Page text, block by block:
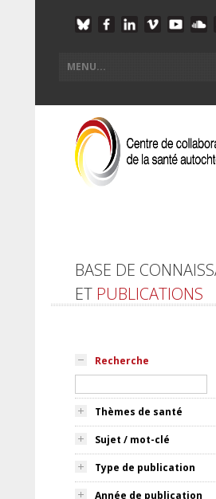
BASE DE
ET PUBLICATIONS
Recherche
Thèmes de santé
Sujet / mot-clé
Type de publication
Année de publication